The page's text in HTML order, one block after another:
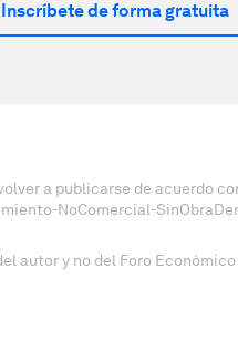
Inscríbete de forma gratuita
a publicarse de acuerdo
NoComercial-
autor y no del Foro